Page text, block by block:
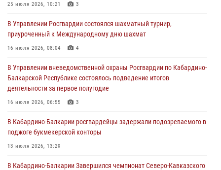
31 июля 2026, 09:22
Состоялась рабочая встреча директора Росгвардии Героя России
генерала армии Виктора Золотова с заместителем полномочного
представителя Президента Российской Федерации в Северо-
31 июля 2026, 06:45 1
Управление Росгвардии по Кабардино-Балкарской Республике
информирует
25 июля 2026, 10:21 3
В Управлении Росгвардии состоялся шахматный турнир,
приуроченный к Международному дню шахмат
16 июля 2026, 08:04 4
В Управлении вневедомственной охраны Росгвардии по Кабардино-
Балкарской Республике состоялось подведение итогов
деятельности за первое полугодие
16 июля 2026, 06:55 3
В Кабардино-Балкарии росгвардейцы задержали подозреваемого в
поджоге букмекерской конторы
13 июля 2026, 13:29
В Кабардино-Балкарии Завершился чемпионат Северо-Кавказского